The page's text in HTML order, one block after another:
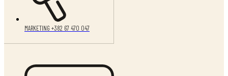
MARKETING +382 67 470 047